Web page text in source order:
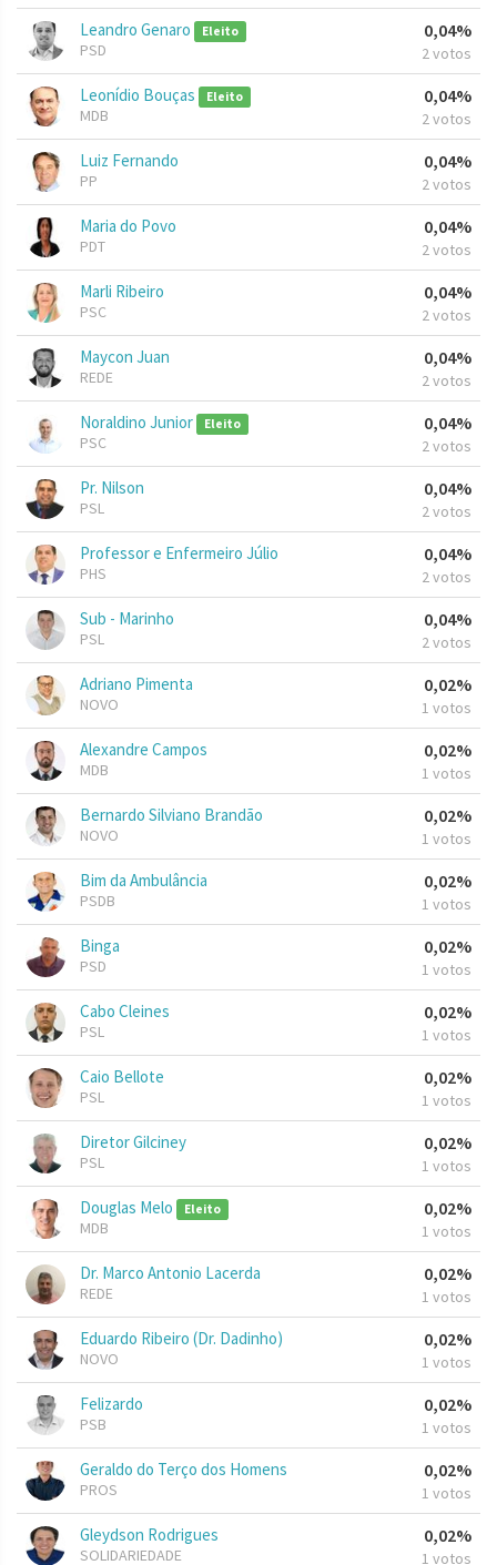
Leandro Genaro Eleito
PSD
0,04%
2 votos
Leonídio Bouças Eleito
MDB
0,04%
2 votos
Luiz Fernando
PP
0,04%
2 votos
Maria do Povo
PDT
0,04%
2 votos
Marli Ribeiro
PSC
0,04%
2 votos
Maycon Juan
REDE
0,04%
2 votos
Noraldino Junior Eleito
PSC
0,04%
2 votos
Pr. Nilson
PSL
0,04%
2 votos
Professor e Enfermeiro Júlio
PHS
0,04%
2 votos
Sub - Marinho
PSL
0,04%
2 votos
Adriano Pimenta
NOVO
0,02%
1 votos
Alexandre Campos
MDB
0,02%
1 votos
Bernardo Silviano Brandão
NOVO
0,02%
1 votos
Bim da Ambulância
PSDB
0,02%
1 votos
Binga
PSD
0,02%
1 votos
Cabo Cleines
PSL
0,02%
1 votos
Caio Bellote
PSL
0,02%
1 votos
Diretor Gilciney
PSL
0,02%
1 votos
Douglas Melo Eleito
MDB
0,02%
1 votos
Dr. Marco Antonio Lacerda
REDE
0,02%
1 votos
Eduardo Ribeiro (Dr. Dadinho)
NOVO
0,02%
1 votos
Felizardo
PSB
0,02%
1 votos
Geraldo do Terço dos Homens
PROS
0,02%
1 votos
Gleydson Rodrigues
SOLIDARIEDADE
0,02%
1 votos